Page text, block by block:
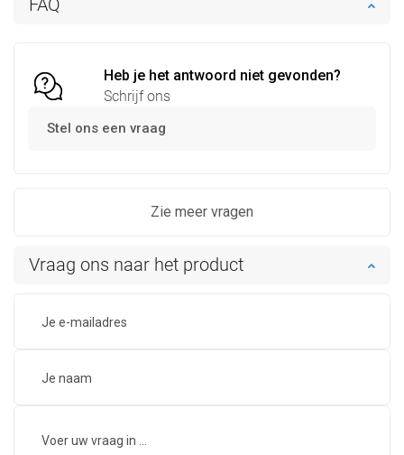
FAQ
Heb je het antwoord niet gevonden?
Schrijf ons
Stel ons een vraag
Zie meer vragen
Vraag ons naar het product